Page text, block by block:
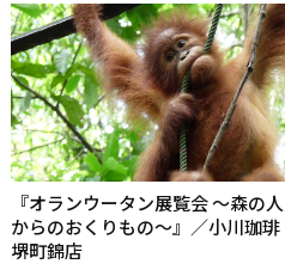
『オランウータン展覧会 〜森の人
からのおくりもの〜』／小川珈琲
堺町錦店